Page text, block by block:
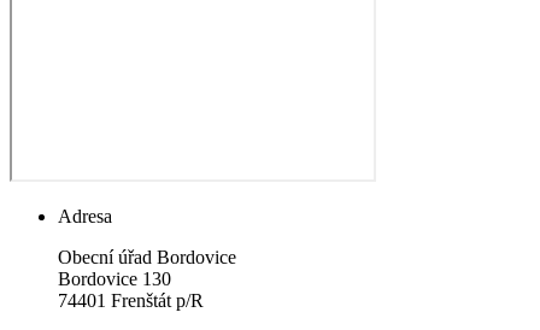
Adresa
Obecní úřad Bordovice
Bordovice 130
74401 Frenštát p/R